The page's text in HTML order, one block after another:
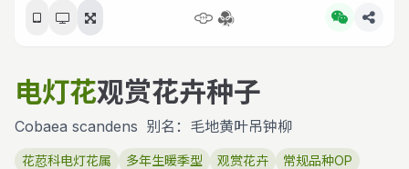
电灯花观赏花卉种子
Cobaea scandens 别名：毛地黄叶吊钟柳
花荵科电灯花属 多年生暖季型 观赏花卉
常规品种OP